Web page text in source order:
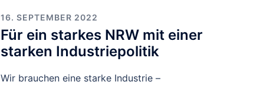
16. SEPTEMBER 2022
Für ein starkes NRW mit einer
starken Industriepolitik
Wir brauchen eine starke Industrie –